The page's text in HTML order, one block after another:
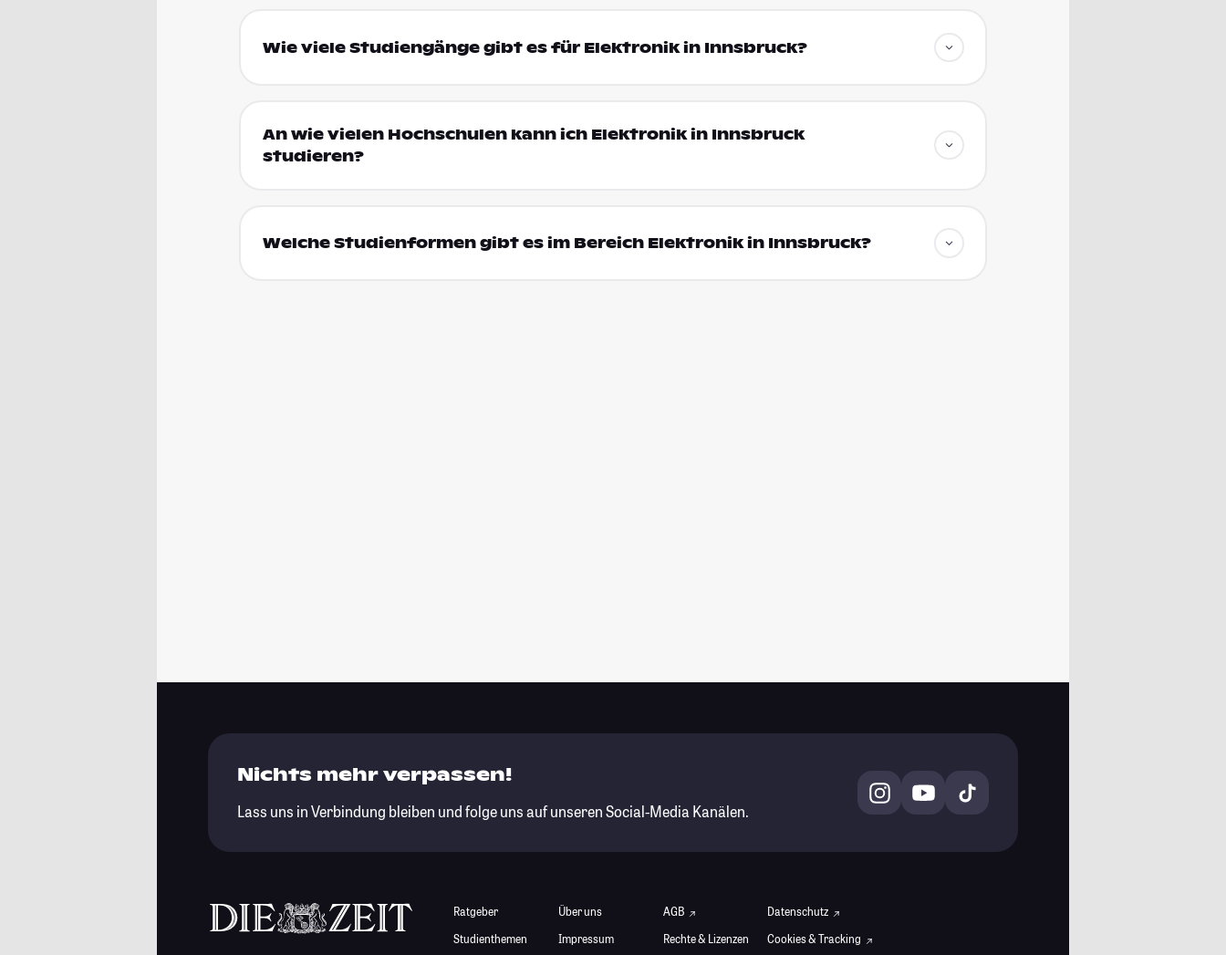
Wie viele Studiengänge gibt es für Elektronik in Innsbruck?
An wie vielen Hochschulen kann ich Elektronik in Innsbruck
studieren?
Welche Studienformen gibt es im Bereich Elektronik in Innsbruck?
Nichts mehr verpassen!
Lass uns in Verbindung bleiben und folge uns auf unseren Social-Media Kanälen.
Ratgeber
Studienthemen
Über uns
Impressum
AGB
Rechte & Lizenzen
Datenschutz
Cookies & Tracking